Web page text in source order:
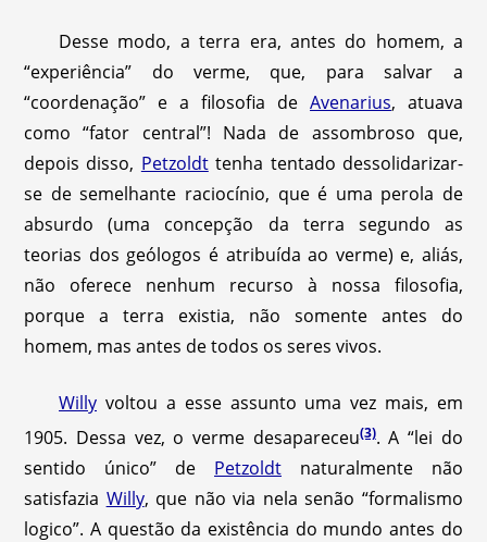
Desse modo, a terra era, antes do homem, a
“experiência” do verme, que, para salvar a
“coordenação” e a filosofia de Avenarius, atuava
como “fator central”! Nada de assombroso que,
depois disso, Petzoldttenha tentado dessolidarizar-
se de semelhante raciocínio, que é uma perola de
absurdo (uma concepção da terra segundo as
teorias dos geólogos é atribuída ao verme) e, aliás,
não oferece nenhum recurso à nossa filosofia,
porque a terra existia, não somente antes do
homem, mas antes de todos os seres vivos.
Willy voltou a esse assunto uma vez mais, em
1905. Dessa vez, o verme desapareceu(3). A “lei do
sentido único” de Petzoldt naturalmente não
satisfazia Willy, que não via nela senão “formalismo
logico”. A questão da existência do mundo antes do